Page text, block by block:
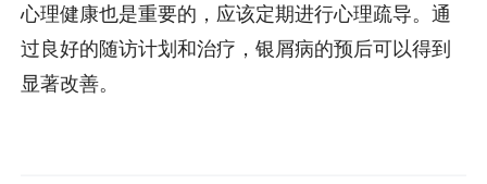
心理健康也是重要的，应该定期进行心理疏导。通
过良好的随访计划和治疗，银屑病的预后可以得到
显著改善。